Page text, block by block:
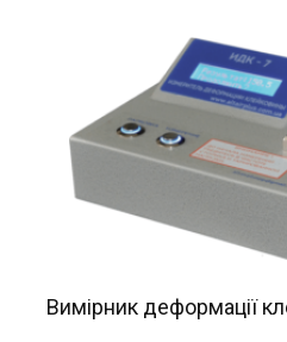
Вимірник деформації